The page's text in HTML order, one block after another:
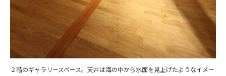
２階のギャラリースペース。天井は海の中から水面を見上げたようなイメー